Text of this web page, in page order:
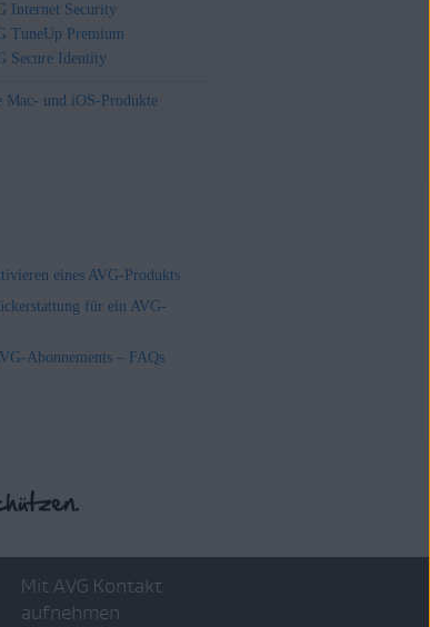
Internet Security
TuneUp Premium
Secure Identity
Mac- und iOS-Produkte
eines AVG-Produkts
für ein AVG-
Abonnements – FAQs
Mit AVG Kontakt
aufnehmen